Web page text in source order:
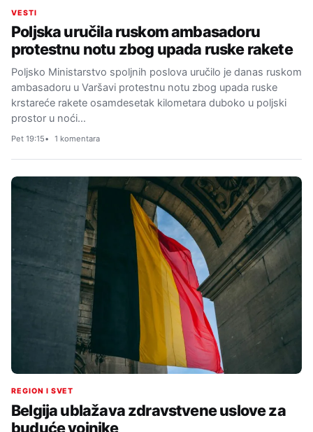
VESTI
Poljska uručila ruskom ambasadoru
protestnu notu zbog upada ruske rakete
Poljsko Ministarstvo spoljnih poslova uručilo je danas ruskom
ambasadoru u Varšavi protestnu notu zbog upada ruske
krstareće rakete osamdesetak kilometara duboko u poljski
prostor u noći…
Pet 19:15 1 komentara
REGION I SVET
Belgija ublažava zdravstvene uslove za
buduće vojnike